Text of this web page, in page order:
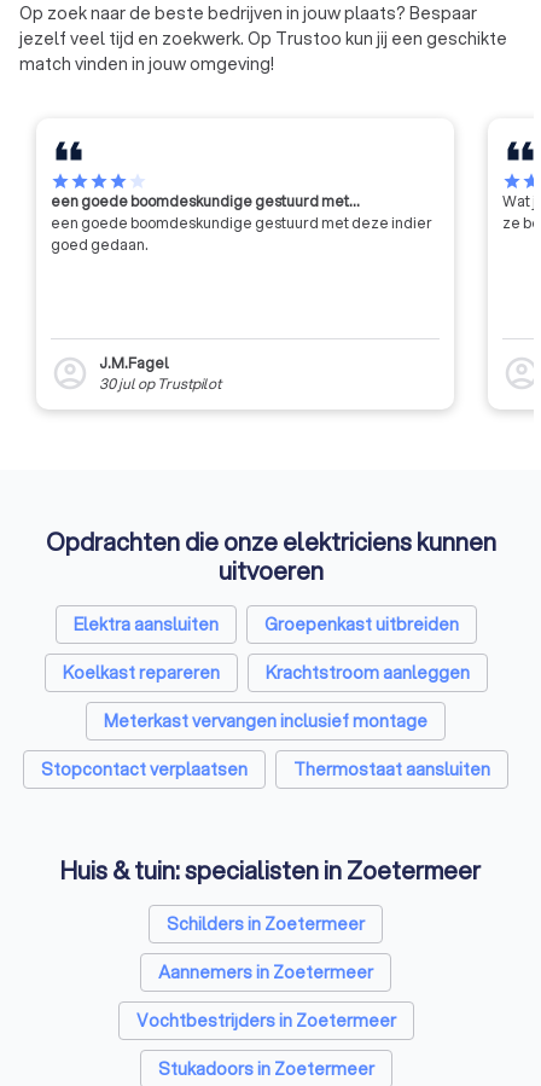
Op zoek naar de beste bedrijven in jouw plaats? Bespaar
jezelf veel tijd en zoekwerk. Op Trustoo kun jij een geschikte
match vinden in jouw omgeving!
starstarstarstarstar
een goede boomdeskundige gestuurd met…
een goede boomdeskundige gestuurd met deze indier
goed gedaan.
account_circle
J.M.Fagel
30 julop Trustpilot
starstar
Wat
ze
account_circle
Opdrachten die onze elektriciens kunnen
uitvoeren
Elektra aansluiten
Groepenkast uitbreiden
Koelkast repareren
Krachtstroom aanleggen
Meterkast vervangen inclusief montage
Stopcontact verplaatsen
Thermostaat aansluiten
Huis & tuin: specialisten in Zoetermeer
Schilders in Zoetermeer
Aannemers in Zoetermeer
Vochtbestrijders in Zoetermeer
Stukadoors in Zoetermeer